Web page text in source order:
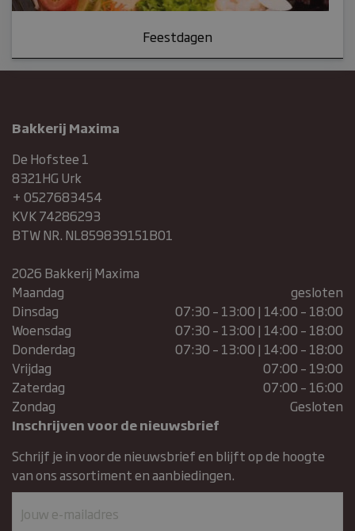
Feestdagen
Bakkerij Maxima
De Hofstee 1
8321HG Urk
+ 0527683454
KVK 74286293
BTW NR. NL859839151B01
2026 Bakkerij Maxima
Maandag
gesloten
Dinsdag
07:30 – 13:00 | 14:00 – 18:00
Woensdag
07:30 – 13:00 | 14:00 – 18:00
Donderdag
07:30 – 13:00 | 14:00 – 18:00
Vrijdag
07:00 – 19:00
Zaterdag
07:00 – 16:00
Zondag
Gesloten
Inschrijven voor de nieuwsbrief
Schrijf je in voor de nieuwsbrief en blijft op de hoogte
van ons assortiment en aanbiedingen.